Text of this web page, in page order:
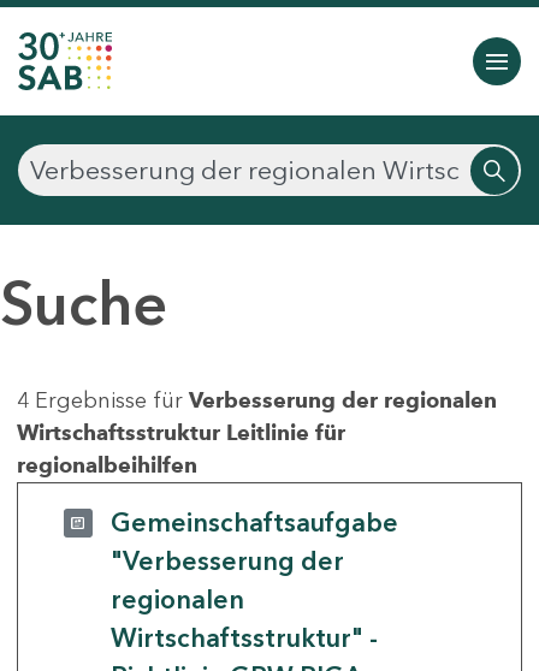
Suche
4 Ergebnisse für Verbesserung der regionalen
Wirtschaftsstruktur Leitlinie für
regionalbeihilfen
Gemeinschaftsaufgabe
"Verbesserung der
regionalen
Wirtschaftsstruktur" -